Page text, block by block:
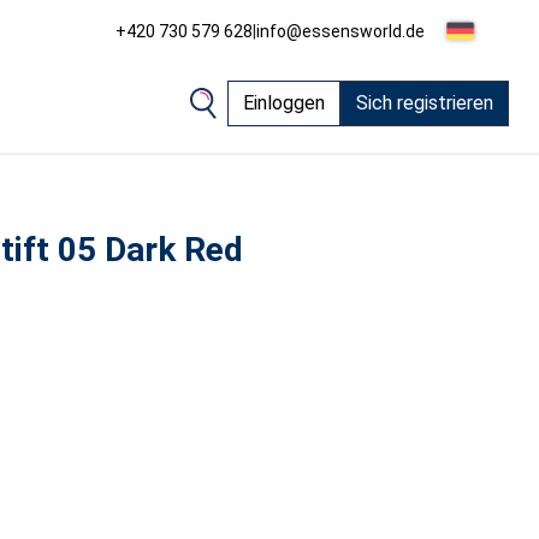
+420 730 579 628|info@essensworld.de
Einloggen Sich registrieren
05 Dark Red